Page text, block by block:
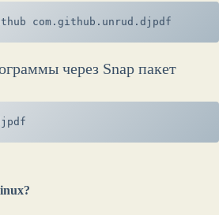
com.github.unrud.djpdf
через Snap пакет